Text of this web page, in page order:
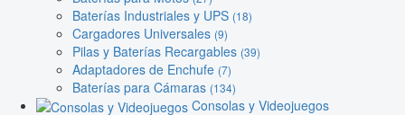
Baterías Industriales y UPS (18)
Cargadores Universales (9)
Pilas y Baterías Recargables (39)
Adaptadores de Enchufe (7)
Baterías para Cámaras (134)
Consolas y Videojuegos